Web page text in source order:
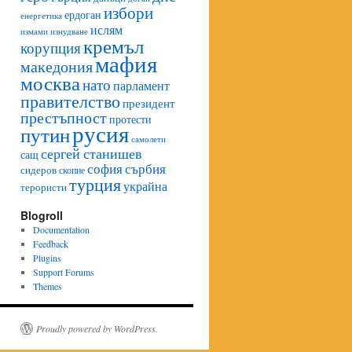
енергетика ердоган избори
измами изнудване ислям
корупциякремъл
македониямафия
москванатопарламент
правителствопрезидент
престъпностпротести
путинрусия самолети
сащсергей станишев
сидеровскопиесофиясърбия
терориститурцияукрайна
Blogroll
Documentation
Feedback
Plugins
Support Forums
Themes
Proudly powered by WordPress.